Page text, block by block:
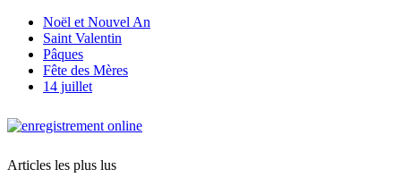
Noël et Nouvel An
Saint Valentin
Pâques
Fête des Mères
14 juillet
Articles les plus lus